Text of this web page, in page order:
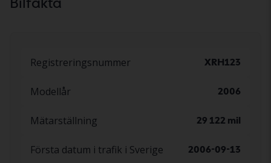
Registreringsnummer XRH123
Modellår 2006
Mätarställning 29 122 mil
Första datum i trafik i Sverige 2006-09-13